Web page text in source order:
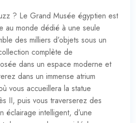
? Le Grand Musée égyptien est
au monde dédié à une seule
des milliers d’objets sous un
complète de
dans un espace moderne et
dans un immense atrium
vous accueillera la statue
II, puis vous traverserez des
éclairage intelligent, d’une